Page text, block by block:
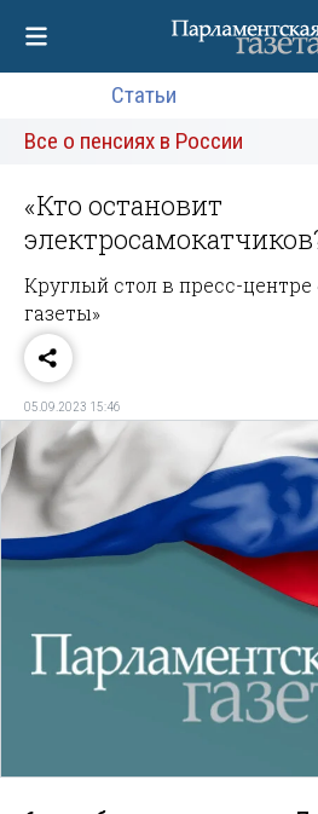
Статьи
Все о пенсиях в России
«Кто остановит
Круглый стол в пресс-
газеты»
05.09.2023 15:46